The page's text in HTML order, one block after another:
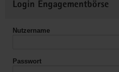
Wasserwacht
Informationen
Login Engagementbörse
Nutzername
Passwort